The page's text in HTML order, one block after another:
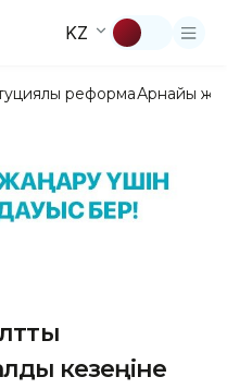
KZ
реформаАрнайы
кезеңіне